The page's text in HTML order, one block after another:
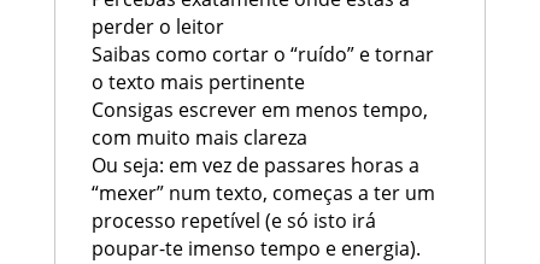
perder o leitor
Saibas como cortar o “ruído” e tornar
o texto mais pertinente
Consigas escrever em menos tempo,
com muito mais clareza
Ou seja: em vez de passares horas a
“mexer” num texto, começas a ter um
processo repetível (e só isto irá
poupar-te imenso tempo e energia).